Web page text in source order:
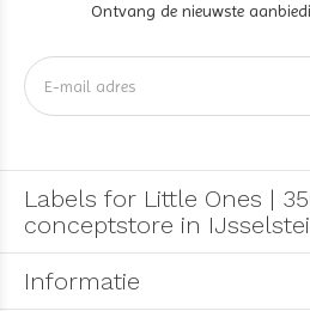
Ontvang de nieuwste
Labels for Little Ones |
conceptstore in
Informatie